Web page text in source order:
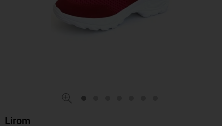
Lirom